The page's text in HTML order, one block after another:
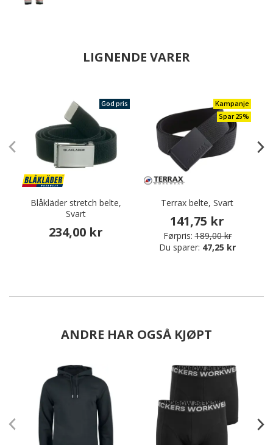
LIGNENDE VARER
God pris
Blåkläder stretch belte,
Svart
234,00 kr
Kampanje
Spar 25%
Terrax belte, Svart
141,75 kr
Førpris: 189,00 kr
Du sparer: 47,25 kr
ANDRE HAR OGSÅ KJØPT